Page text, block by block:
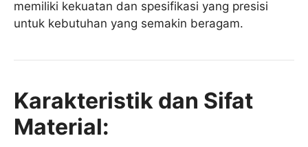
memiliki kekuatan dan spesifikasi yang presisi
untuk kebutuhan yang semakin beragam.
Karakteristik dan Sifat
Material: